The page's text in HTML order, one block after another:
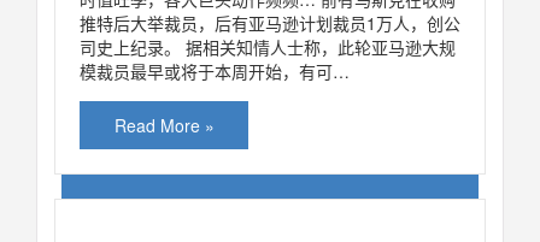
推特后大举裁员，后有亚马逊计划裁员1万人，创公
司史上纪录。 据相关知情人士称，此轮亚马逊大规
模裁员最早或将于本周开始，有可…
Read More »